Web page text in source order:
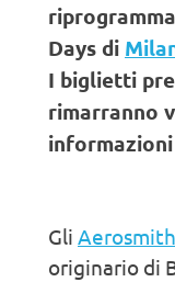
Days di
I biglietti
rimarranno
informazioni
Gli Aerosmith
originario di